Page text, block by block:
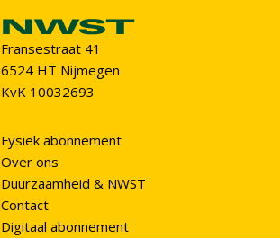
Fransestraat 41
6524 HT Nijmegen
KvK 10032693
Fysiek abonnement
Over ons
Duurzaamheid & NWST
Contact
Digitaal abonnement